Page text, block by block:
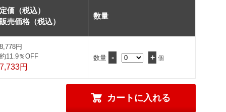
定価（税込）
販売価格（税込）
数量
8,778円
約11.9％OFF
7,733円
数量 - + 個